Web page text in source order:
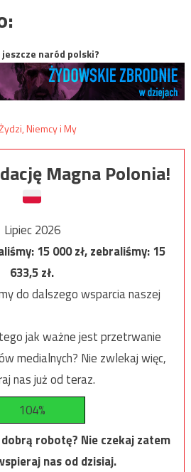
jeszcze naród polski?
Magna Polonia!
Lipiec 2026
15 000zł, zebraliśmy:15
633,5zł.
do dalszego wsparcia naszej
jak ważne jest przetrwanie
medialnych? Nie zwlekaj więc,
nas już od teraz.
104%
robotę? Nie czekaj zatem
nas od dzisiaj.